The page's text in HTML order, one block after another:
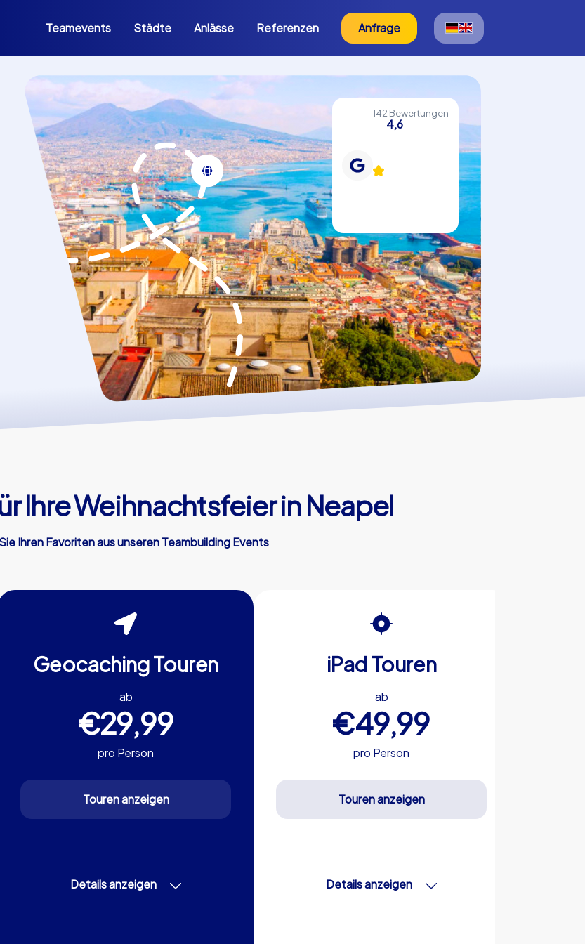
Teamevents Städte Anlässe Referenzen Anfrage
142 Bewertungen
4,6
Ihre Weihnachtsfeier in Neapel
Ihren Favoriten aus unseren Teambuilding Events
Geocaching Touren
ab
€29,99
pro Person
Touren anzeigen
Details anzeigen
iPad Touren
ab
€49,99
pro Person
Touren anzeigen
Details anzeigen